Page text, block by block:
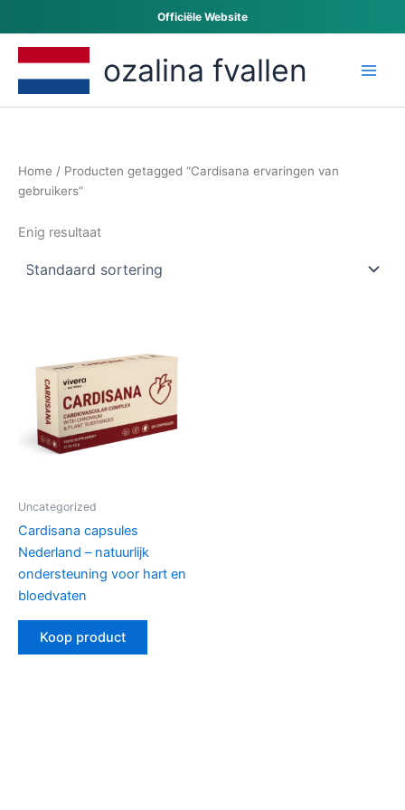
Officiële Website
naar
inhoud
ozalina fvallen
Home / Producten getagged “Cardisana ervaringen van
gebruikers”
Enig resultaat
Uncategorized
Cardisana capsules
Nederland – natuurlijk
ondersteuning voor hart en
bloedvaten
Koop product